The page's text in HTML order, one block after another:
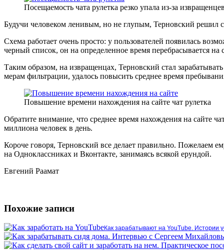
Посещаемость чата рулетка резко упала из-за
Будучи человеком ленивым, но не глупым, Терновский решил
Схема работает очень просто: у пользователей появилась
черный список, он на определенное время перебрасывается
Таким образом, на извращенцах, Терновский стал
мерам фильтрации, удалось повысить среднее время
Повышение времени нахождения на сайте чат рулетка
Обратите внимание, что среднее время нахождения на сайте
миллиона человек в день.
Короче говоря, Терновский все делает правильно. Пожелаем
на Одноклассниках и Вконтакте, занимаясь всякой ерундой.
Евгений Раамат
Похожие записи
Как зарабатывают на YouTube. Истории